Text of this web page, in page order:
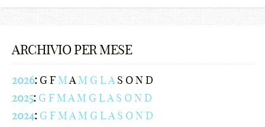
}
<
>
/
?
.
¢
£
¥
₩
₪
%
¢
£
¥
₩
₪
%
₪
%
^
&
*
(
p
q
r
s
t
u
%
^
&
*
(
)
*
(
)
;
:
€
¢
£
¥
₩
₪
ARCHIVIO PER MESE
2026: G FMAM G LA S ON D
2025: G FMAM G LA S ON D
2024: G FMAM G LA S ON D